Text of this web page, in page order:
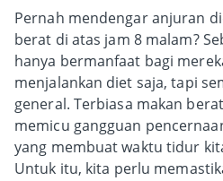
Pernah mendengar anjuran
berat di atas jam 8 malam?
hanya bermanfaat bagi
menjalankan diet saja, tapi
general. Terbiasa makan
memicu gangguan
yang membuat waktu tidur
Untuk itu, kita perlu